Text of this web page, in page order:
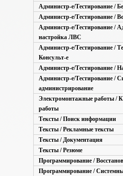
Администр-е/Тестирование /
Администр-е/Тестирование /
Администр-е/Тестирование /
настройка ЛВС
Администр-е/Тестирование /
Консульт-е
Администр-е/Тестирование /
Администр-е/Тестирование /
администрирование
Электромонтажные работы /
работы
Тексты / Поиск информации
Тексты / Рекламные тексты
Тексты / Документация
Тексты / Резюме
Программирование /
Программирование /